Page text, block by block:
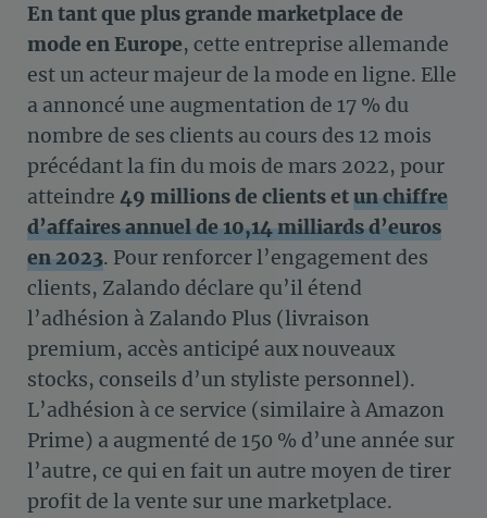
En tant que plus grande marketplace de
mode en Europe, cette entreprise allemande
est un acteur majeur de la mode en ligne. Elle
a annoncé une augmentation de 17 % du
nombre de ses clients au cours des 12 mois
précédant la fin du mois de mars 2022, pour
atteindre 49 millions de clients etun chiffre
d’affaires annuel de 10,14 milliards d’euros
en 2023. Pour renforcer l’engagement des
clients, Zalando déclare qu’il étend
l’adhésion à Zalando Plus (livraison
premium, accès anticipé aux nouveaux
stocks, conseils d’un styliste personnel).
L’adhésion à ce service (similaire à Amazon
Prime) a augmenté de 150 % d’une année sur
l’autre, ce qui en fait un autre moyen de tirer
profit de la vente sur une marketplace.